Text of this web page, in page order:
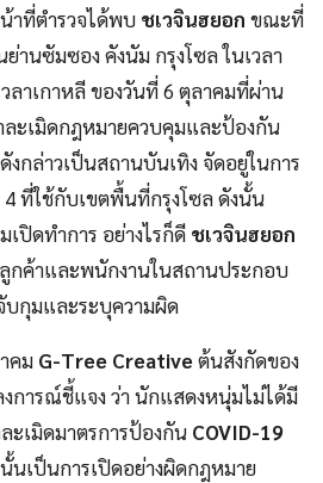
าที่ตำรวจได้พบ ชเวจินฮยอก ขณะที่
านซัมซอง คังนัม กรุงโซล ในเวลา
ลาเกาหลี ของวันที่ 6 ตุลาคมที่ผ่าน
ะเมิดกฎหมายควบคุมและป้องกัน
งกล่าวเป็นสถานบันเทิง จัดอยู่ในการ
4 ที่ใช้กับเขตพื้นที่กรุงโซล ดังนั้น
เปิดทำการ อย่างไรก็ดี ชเวจินฮยอก
กค้าและพนักงานในสถานประกอบ
บกุมและระบุความผิด
คม G-Tree Creativeต้นสังกัดของ
การณ์ชี้แจง ว่า นักแสดงหนุ่มไม่ได้มี
ะเมิดมาตรการป้องกัน COVID-19
นเป็นการเปิดอย่างผิดกฎหมาย